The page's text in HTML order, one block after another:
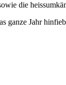
die
ganze Jahr